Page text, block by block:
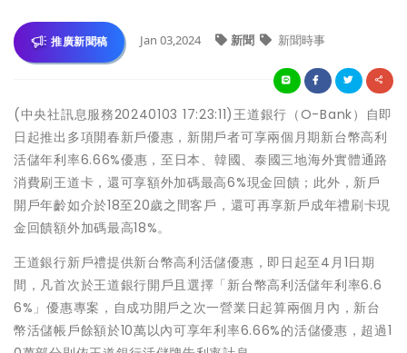
推廣新聞稿 Jan 03,2024 新聞 新聞時事
(中央社訊息服務20240103 17:23:11)王道銀行（O-Bank）自即
日起推出多項開春新戶優惠，新開戶者可享兩個月期新台幣高利
活儲年利率6.66%優惠，至日本、韓國、泰國三地海外實體通路
消費刷王道卡，還可享額外加碼最高6%現金回饋；此外，新戶
開戶年齡如介於18至20歲之間客戶，還可再享新戶成年禮刷卡現
金回饋額外加碼最高18%。
王道銀行新戶禮提供新台幣高利活儲優惠，即日起至4月1日期
間，凡首次於王道銀行開戶且選擇「新台幣高利活儲年利率6.6
6%」優惠專案，自成功開戶之次一營業日起算兩個月內，新台
幣活儲帳戶餘額於10萬以內可享年利率6.66%的活儲優惠，超過1